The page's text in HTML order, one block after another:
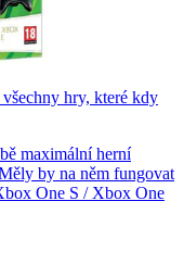
hry, které kdy
maximální herní
by na něm fungovat
One S / Xbox One